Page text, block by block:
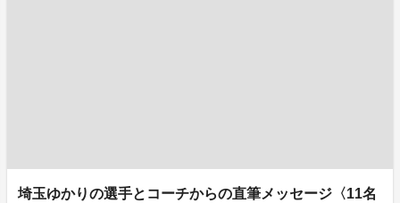
埼玉ゆかりの選手とコーチからの直筆メッセージ〈11名